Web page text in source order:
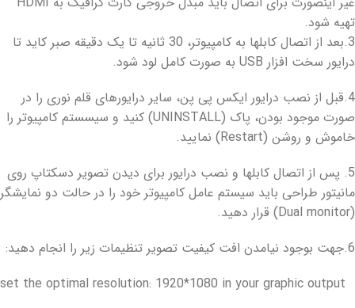
تهیه شود.
3.بعد از اتصال کابلها به کامپیوتر، 30 ثانیه تا یک دقیقه صبر کاید تا
درایور سخت افزار USB به صورت کامل لود شود.
4.قبل از نصب درایور ایکس پی پن، سایر درایورهای قلم نوری را در
صورت موجود بودن، پاک (UNINSTALL) کنید و سیسستم کامپیوتر را
خاموش و روشن (Restart) نمایید.
5. پس از اتصال کابلها و نصب درایور برای دیدن تصویر دسکتاپ روی
مانیتور طراحی باید سیستم عامل کامپیوتر خود را در حالت دو نمایشگر
(Dual monitor) قرار دهید.
6.جهت بوجود نیامدن افت کیفیت تصویر تنظیمات زیر را انجام دهید:
1920*1080 in your graphic output